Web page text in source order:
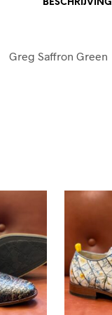
BESCHRIJVING
Greg Saffron Green